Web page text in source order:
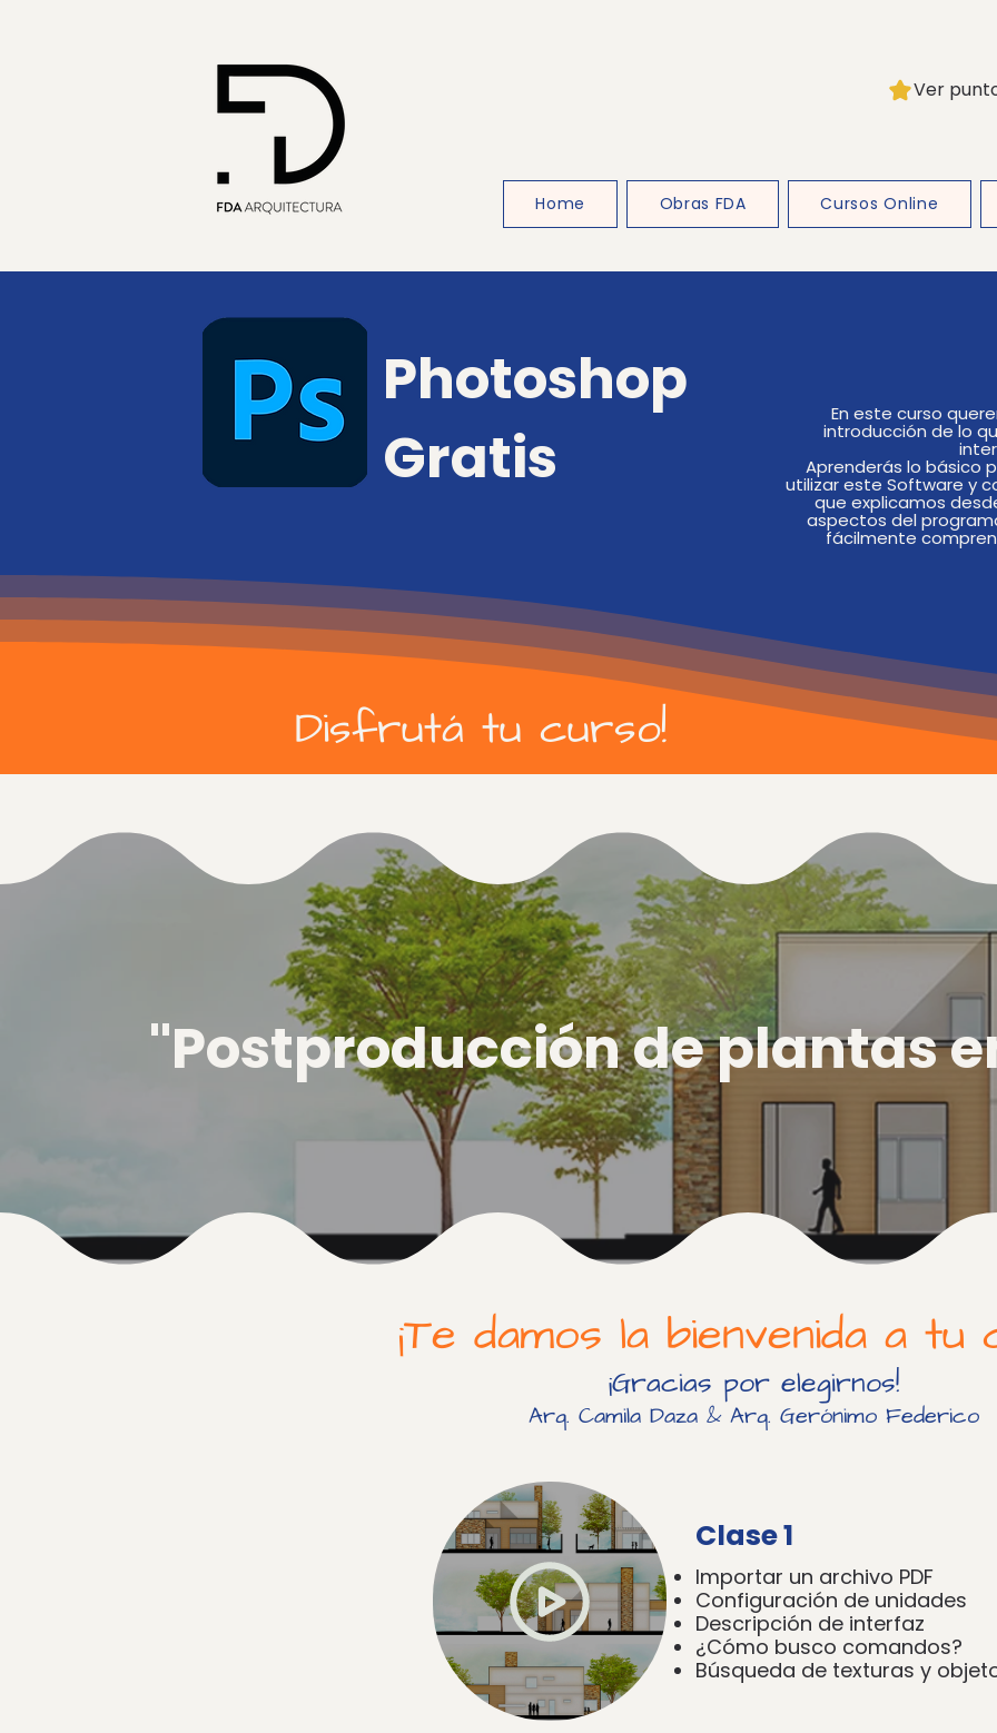
Ver
Home Obras FDA Cursos Online
Photoshop
Gratis
En este curso
introducción de lo
Aprenderás lo básico
utilizar este Software y
que explicamos
aspectos del
fácilmente
Disfrutá tu curso!
"Postproducción de plantas
¡Te damos la bienvenida a tu
¡Gracias por elegirnos!
Arq. Camila Daza & Arq. Gerónimo Federico
Clase 1
Importar un archivo PDF
Configuración de unidades
Descripción de interfaz
¿Cómo busco comandos?
Búsqueda de texturas y